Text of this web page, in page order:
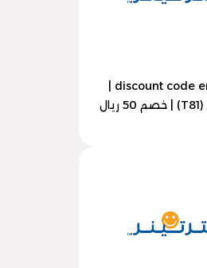
انسخ الكود (T81) | خصم 50 ريال